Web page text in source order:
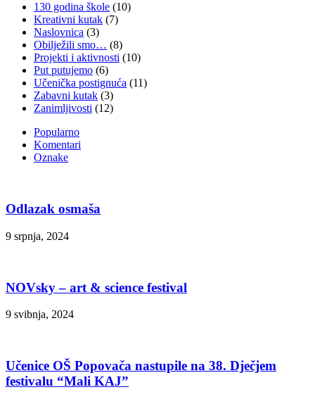
130 godina škole (10)
Kreativni kutak (7)
Naslovnica (3)
Obilježili smo… (8)
Projekti i aktivnosti (10)
Put putujemo (6)
Učenička postignuća (11)
Zabavni kutak (3)
Zanimljivosti (12)
Popularno
Komentari
Oznake
Odlazak osmaša
9 srpnja, 2024
NOVsky – art & science festival
9 svibnja, 2024
Učenice OŠ Popovača nastupile na 38. Dječjem
festivalu “Mali KAJ”